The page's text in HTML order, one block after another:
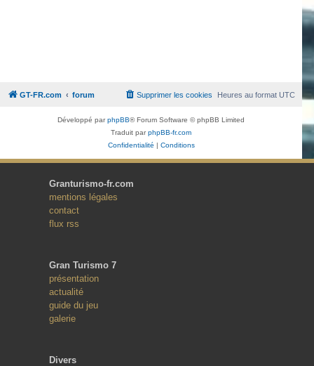
GT-FR.com forum Heures au formatUTC
Supprimer les cookies
Développé parphpBB® Forum Software © phpBB Limited
Traduit parphpBB-fr.com
Confidentialité | Conditions
Granturismo-fr.com
mentions légales
contact
flux rss
Gran Turismo 7
présentation
actualité
guide du jeu
galerie
Divers